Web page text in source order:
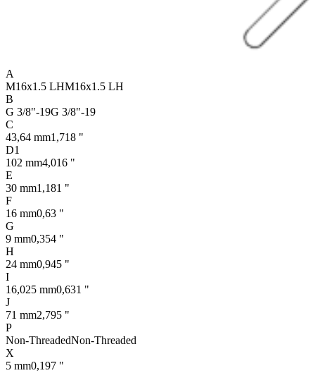
A
M16x1.5 LHM16x1.5 LH
B
G 3/8"-19G 3/8"-19
C
43,64 mm1,718 "
D1
102 mm4,016 "
E
30 mm1,181 "
F
16 mm0,63 "
G
9 mm0,354 "
H
24 mm0,945 "
I
16,025 mm0,631 "
J
71 mm2,795 "
P
Non-ThreadedNon-Threaded
X
5 mm0,197 "